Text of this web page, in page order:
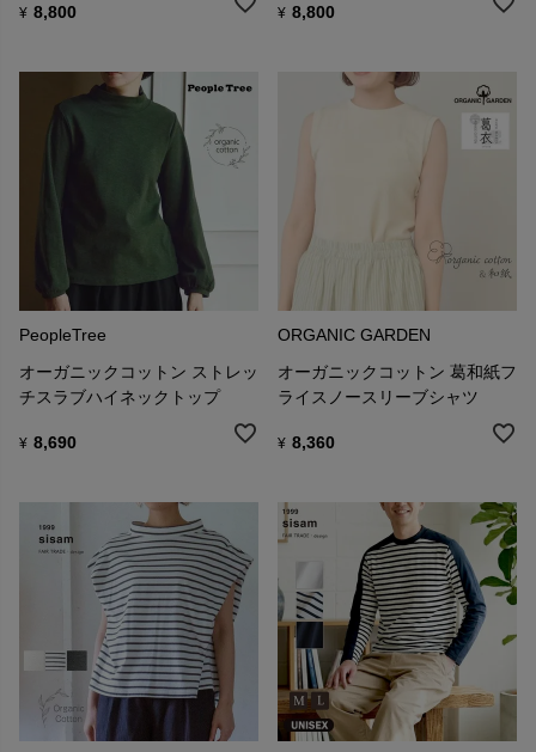
¥ 8,800 ¥ 8,800
PeopleTree
オーガニックコットン ストレッ
チスラブハイネックトップ
¥ 8,690
ORGANIC GARDEN
オーガニックコットン 葛和紙フ
ライスノースリーブシャツ
¥ 8,360